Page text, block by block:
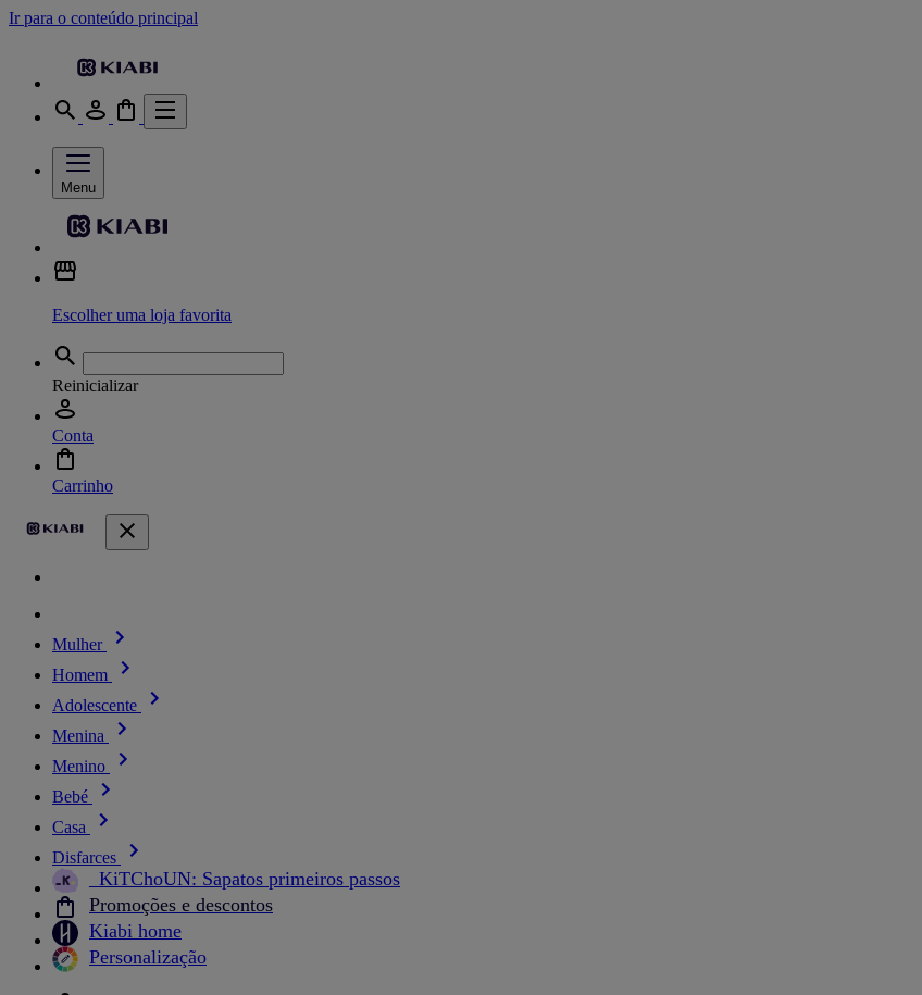
Ir para o conteúdo principal
Menu
Escolher uma loja favorita
Reinicializar
Conta
Carrinho
Mulher
Homem
Adolescente
Menina
Menino
Bebé
Casa
Disfarces
_KiTChoUN: Sapatos primeiros passos
Promoções e descontos
Kiabi home
Personalização